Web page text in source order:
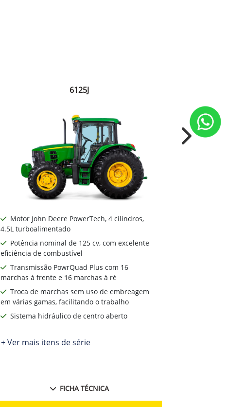
6125J
Motor John Deere PowerTech, 4 cilindros,
4.5L turboalimentado
Potência nominal de 125 cv, com excelente
eficiência de combustível
Transmissão PowrQuad Plus com 16
marchas à frente e 16 marchas à ré
Troca de marchas sem uso de embreagem
em várias gamas, facilitando o trabalho
Sistema hidráulico de centro aberto
+ Ver mais itens de série
FICHA TÉCNICA
Next